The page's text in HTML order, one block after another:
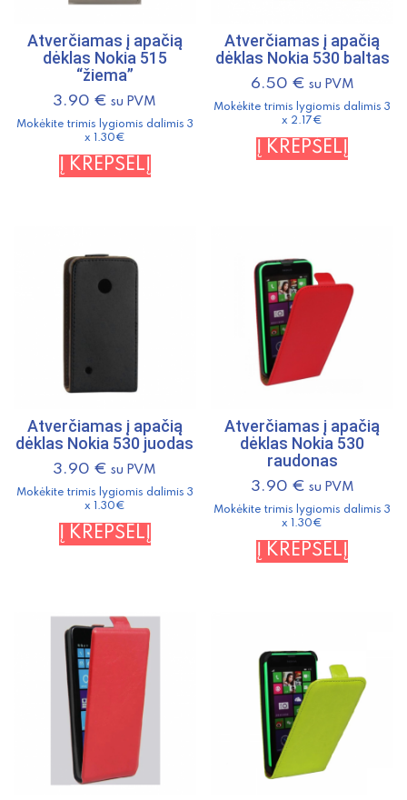
Atverčiamas į apačią
dėklas Nokia 515
“žiema”
3.90 € su PVM
Mokėkite trimis lygiomis dalimis 3
x 1.30€
Į KREPŠELĮ
Atverčiamas į apačią
dėklas Nokia 530 baltas
6.50 € su PVM
Mokėkite trimis lygiomis dalimis 3
x 2.17€
Į KREPŠELĮ
Atverčiamas į apačią
dėklas Nokia 530 juodas
3.90 € su PVM
Mokėkite trimis lygiomis dalimis 3
x 1.30€
Į KREPŠELĮ
Atverčiamas į apačią
dėklas Nokia 530
raudonas
3.90 € su PVM
Mokėkite trimis lygiomis dalimis 3
x 1.30€
Į KREPŠELĮ